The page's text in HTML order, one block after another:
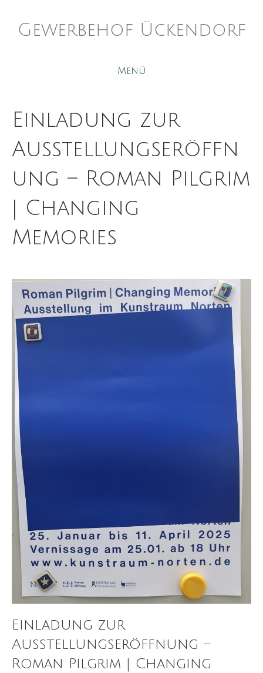
Gewerbehof Ückendorf
Menü
Einladung zur
Ausstellungseröffn
ung – Roman Pilgrim
| Changing
Memories
Einladung zur
Ausstellungseröffnung –
Roman Pilgrim | Changing